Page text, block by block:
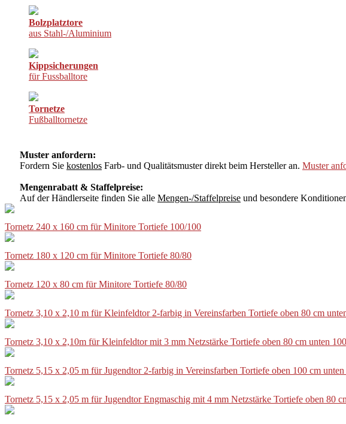
Bolzplatztore
aus Stahl-/Aluminium
Kippsicherungen
für Fussballtore
Tornetze
Fußballtornetze
Muster anfordern:
Fordern Sie kostenlos Farb- und Qualitätsmuster direkt beim Hersteller an. Muster
Mengenrabatt & Staffelpreise:
Auf der Händlerseite finden Sie alle Mengen-/Staffelpreise und besondere
Tornetz 240 x 160 cm für Minitore Tortiefe 100/100
Tornetz 180 x 120 cm für Minitore Tortiefe 80/80
Tornetz 120 x 80 cm für Minitore Tortiefe 80/80
Tornetz 3,10 x 2,10 m für Kleinfeldtor 2-farbig in Vereinsfarben Tortiefe oben 80 cm
Tornetz 3,10 x 2,10m für Kleinfeldtor mit 3 mm Netzstärke Tortiefe oben 80 cm unten
Tornetz 5,15 x 2,05 m für Jugendtor 2-farbig in Vereinsfarben Tortiefe oben 100 cm
Tornetz 5,15 x 2,05 m für Jugendtor Engmaschig mit 4 mm Netzstärke Tortiefe oben 80